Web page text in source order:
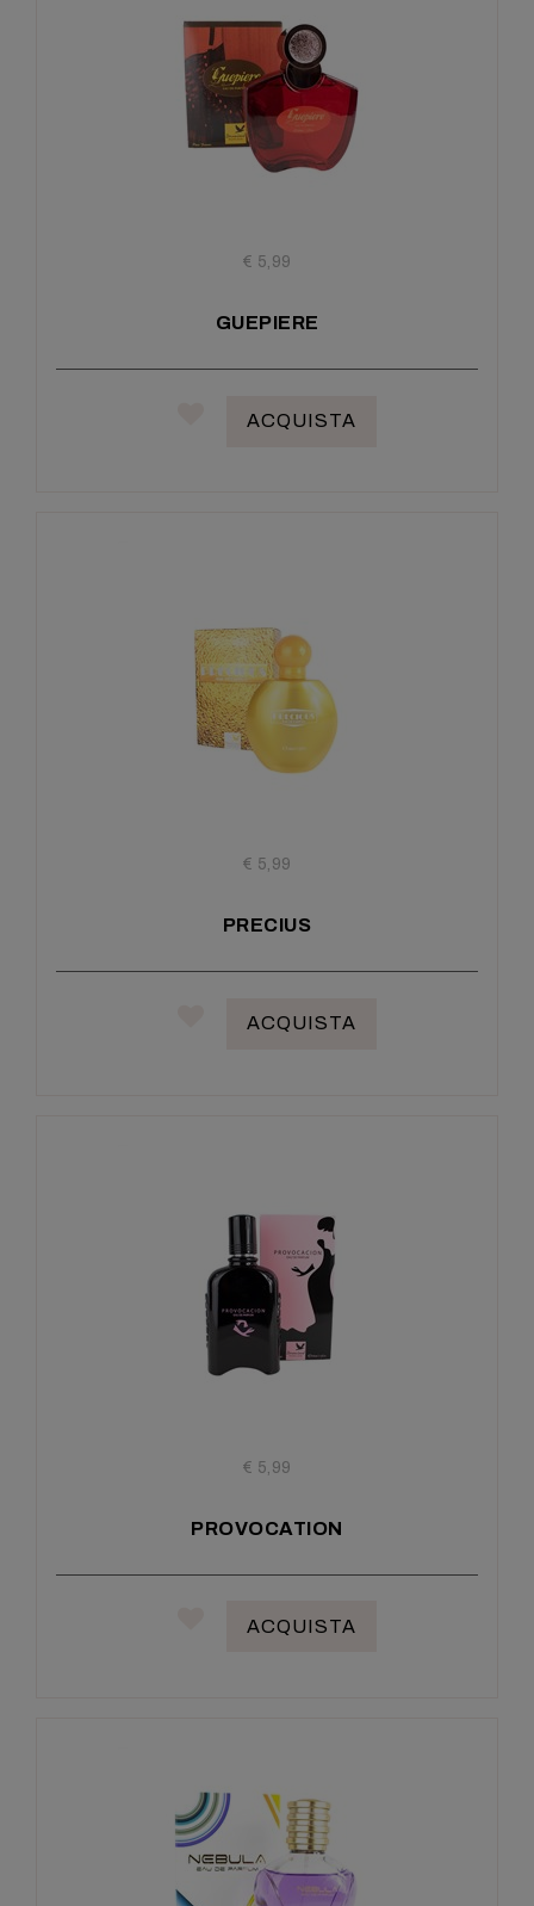
€ 5,99
GUEPIERE
ACQUISTA
€ 5,99
PRECIUS
ACQUISTA
€ 5,99
PROVOCATION
ACQUISTA